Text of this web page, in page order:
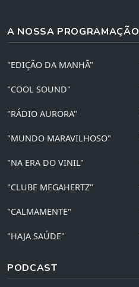
A NOSSA PROGRAMAÇÃO
"EDIÇÃO DA MANHÃ"
"COOL SOUND"
"RÁDIO AURORA"
"MUNDO MARAVILHOSO"
"NA ERA DO VINIL"
"CLUBE MEGAHERTZ"
"CALMAMENTE"
"HAJA SAÚDE"
PODCAST